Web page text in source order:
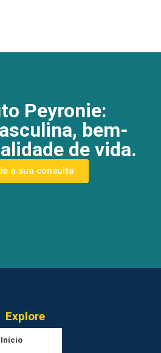
Peyronie:
bem-
de vida.
a sua consulta
Explore
Início